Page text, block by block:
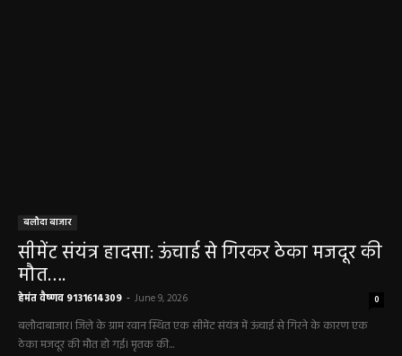
बलौदा बाजार
सीमेंट संयंत्र हादसा: ऊंचाई से गिरकर ठेका मजदूर की
मौत….
हेमंत वैष्णव 9131614309 - June 9, 2026 0
बलौदाबाजार। जिले के ग्राम रवान स्थित एक सीमेंट संयंत्र में ऊंचाई से गिरने के कारण एक
ठेका मजदूर की मौत हो गई। मृतक की...